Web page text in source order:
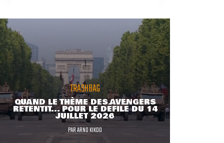
TRASHBAG
QUAND LE THÈME DES AVENGERS
RETENTIT... POUR LE DÉFILÉ DU 14
JUILLET 2026
PARARNO KIKOO